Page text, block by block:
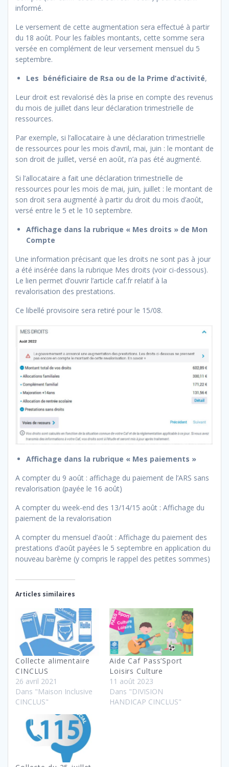
informé.
Le versement de cette augmentation sera effectué à partir
du 18 août. Pour les faibles montants, cette somme sera
versée en complément de leur versement mensuel du 5
septembre.
Les bénéficiaire de Rsa ou de la Prime d’activité,
Leur droit est revalorisé dès la prise en compte des revenus
du mois de juillet dans leur déclaration trimestrielle de
ressources.
Par exemple, si l’allocataire à une déclaration trimestrielle
de ressources pour les mois d’avril, mai, juin : le montant de
son droit de juillet, versé en août, n’a pas été augmenté.
Si l’allocataire a fait une déclaration trimestrielle de
ressources pour les mois de mai, juin, juillet : le montant de
son droit sera augmenté à partir du droit du mois d’août,
versé entre le 5 et le 10 septembre.
Affichage dans la rubrique « Mes droits » de Mon
Compte
Une information précisant que les droits ne sont pas à jour
a été insérée dans la rubrique Mes droits (voir ci-dessous).
Le lien permet d’ouvrir l’article caf.fr relatif à la
revalorisation des prestations.
Ce libellé provisoire sera retiré pour le 15/08.
Affichage dans la rubrique « Mes paiements »
A compter du 9 août : affichage du paiement de l’ARS sans
revalorisation (payée le 16 août)
A compter du week-end des 13/14/15 août : Affichage du
paiement de la revalorisation
A compter du mensuel d’août : Affichage du paiement des
prestations d’août payées le 5 septembre en application du
nouveau barème (y compris le rappel des petites sommes)
Articles similaires
Collecte alimentaire
CINCLUS
26 avril 2021
Dans "Maison Inclusive
CINCLUS"
Aide Caf Pass’Sport
Loisirs Culture
11 août 2023
Dans "DIVISION
HANDICAP CINCLUS"